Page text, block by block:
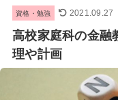
資格・勉強 2021.09.27
高校家庭科の金
理や計画